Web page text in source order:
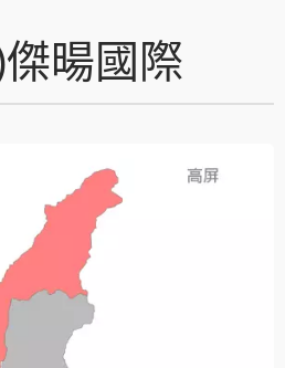
暘國際